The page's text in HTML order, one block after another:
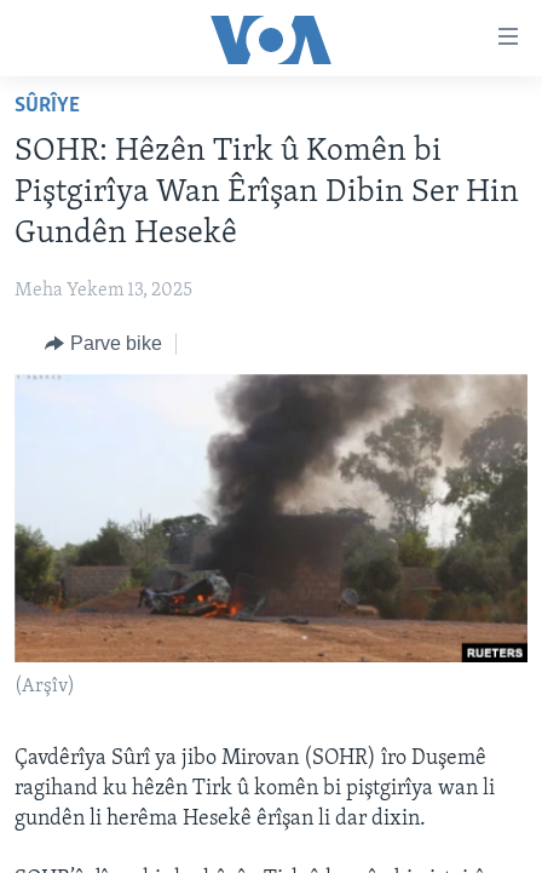
Yekser
naveroka
serekî
Yekser
here
Malpera
Yekser
here
VÎDYO GALERÎ
HEVPEYVÎN
HERÊMÊN KURDAN
TIRKÎYE
SÛRÎYE
CÎHAN
ÇAND Û HUNER
SERNIVÎS
SORANÎ
FOLLOW US
SÛRÎYE
SOHR: Hêzên Tirk û Komên bi
Piştgirîya Wan Êrîşan Dibin Ser Hin
Gundên Hesekê
Meha Yekem 13, 2025
Parve bike
(Arşîv)
Çavdêrîya Sûrî ya jibo Mirovan (SOHR) îro Duşemê
ragihand ku hêzên Tirk û komên bi piştgirîya wan li
gundên li herêma Hesekê êrîşan li dar dixin.